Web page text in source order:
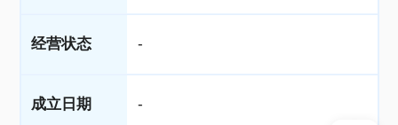
经营状态 -
成立日期 -